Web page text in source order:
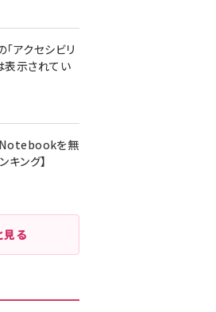
アクセシビリ
表示されてい
Notebookを無
ング】
見る